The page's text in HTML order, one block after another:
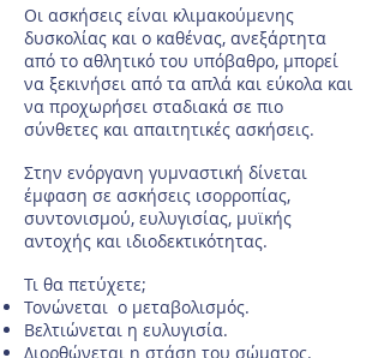
Οι ασκήσεις είναι κλιμακούμενης
δυσκολίας και ο καθένας, ανεξάρτητα
από το αθλητικό του υπόβαθρο, μπορεί
να ξεκινήσει από τα απλά και εύκολα και
να προχωρήσει σταδιακά σε πιο
σύνθετες και απαιτητικές ασκήσεις.
Στην ενόργανη γυμναστική δίνεται
έμφαση σε ασκήσεις ισορροπίας,
συντονισμού, ευλυγισίας, μυϊκής
αντοχής και ιδιοδεκτικότητας.
Τι θα πετύχετε;
Τονώνεται ο μεταβολισμός.
Βελτιώνεται η ευλυγισία.
Διορθώνεται η στάση του σώματος.